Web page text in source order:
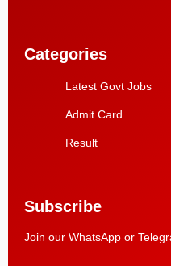
Categories
Latest Govt Jobs
Admit Card
Result
Subscribe
Join our WhatsApp or